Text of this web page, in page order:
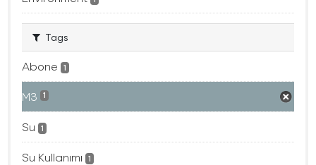
Tags
Abone 1
M3 1
Su 1
Su Kullanımı 1